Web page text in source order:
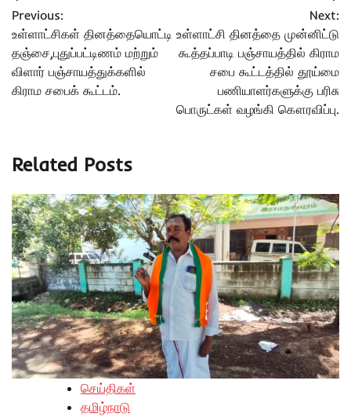
navigation
Previous:
உள்ளாட்சிகள் தினத்தையொட்டி
தஞ்சை,புதுப்பட்டிணம் மற்றும்
விளார் பஞ்சாயத்துக்களில்
கிராம சபைக் கூட்டம்.
Next:
உள்ளாட்சி தினத்தை முன்னிட்டு
கூத்தப்பாடி பஞ்சாயத்தில் கிராம
சபை கூட்டத்தில் தூய்மை
பணியாளர்களுக்கு பரிசு
பொருட்கள் வழங்கி கௌரவிப்பு.
Related Posts
செய்திகள்
தமிழ்நாடு